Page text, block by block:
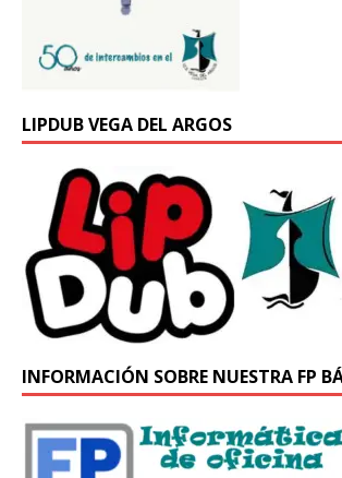
LIPDUB VEGA DEL ARGOS
INFORMACIÓN SOBRE NUESTRA FP